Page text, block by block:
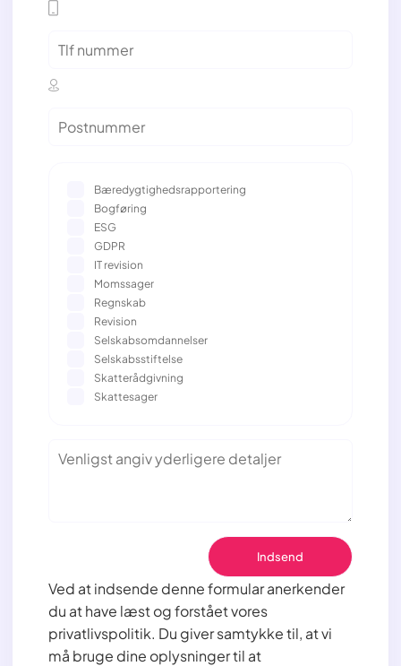
Bæredygtighedsrapportering
Bogføring
ESG
GDPR
IT revision
Momssager
Regnskab
Revision
Selskabsomdannelser
Selskabsstiftelse
Skatterådgivning
Skattesager
Ved at indsende denne formular anerkender
du at have læst og forstået vores
privatlivspolitik. Du giver samtykke til, at vi
må bruge dine oplysninger til at